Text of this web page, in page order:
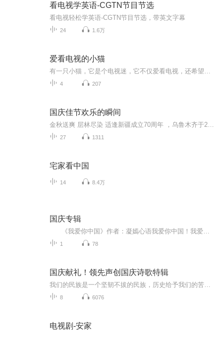
看电视学英语-CGTN节目节选
看电视轻松学英语-CGTN节目节选，带英文字幕
24 1.6万
爱看电视的小猫
4 207
国庆佳节欢乐的瞬间
27 1311
宅家看中国
14 8.4万
国庆专辑
1 78
国庆献礼！领先声创国庆诗歌特辑
8 6076
电视剧-安家